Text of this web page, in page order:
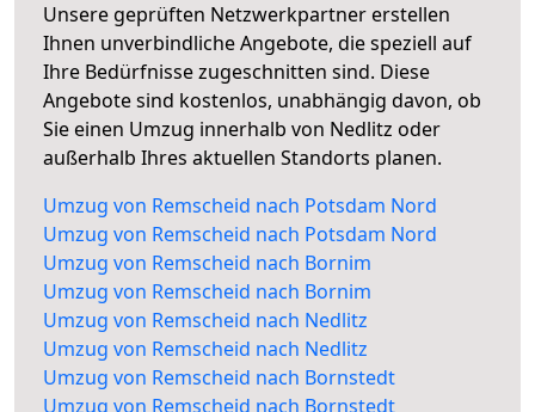
Unsere geprüften Netzwerkpartner erstellen
Ihnen unverbindliche Angebote, die speziell auf
Ihre Bedürfnisse zugeschnitten sind. Diese
Angebote sind kostenlos, unabhängig davon, ob
Sie einen Umzug innerhalb von Nedlitz oder
außerhalb Ihres aktuellen Standorts planen.
Umzug von Remscheid nach Potsdam Nord
Umzug von Remscheid nach Potsdam Nord
Umzug von Remscheid nach Bornim
Umzug von Remscheid nach Bornim
Umzug von Remscheid nach Nedlitz
Umzug von Remscheid nach Nedlitz
Umzug von Remscheid nach Bornstedt
Umzug von Remscheid nach Bornstedt